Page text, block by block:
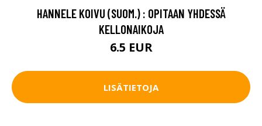
HANNELE KOIVU (SUOM.) : OPITAAN YHDESSÄ
KELLONAIKOJA
6.5 EUR
LISÄTIETOJA